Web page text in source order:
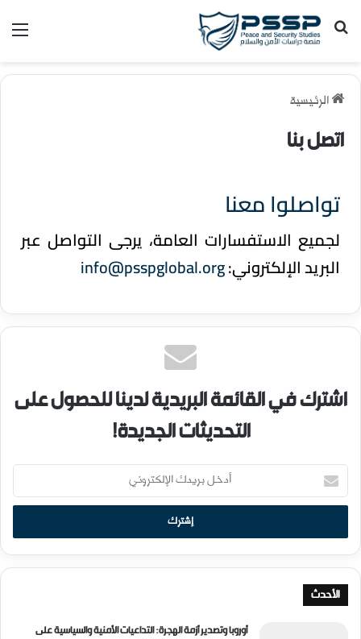
الرئيسية
اتصل بنا
تواصلوا معنا
لجميع الاستفسارات العامة، يرجى التواصل عبر
البريد الإلكتروني:info@psspglobal.org
اشترك في القائمة البريدية لدينا للحصول على
التحديثات الجديدة!
الأحدث
أوروبا وتصدير أزمة الهجرة: التداعيات الأمنية والسياسية على